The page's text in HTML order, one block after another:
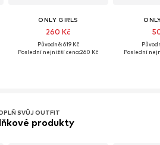
ONLY GIRLS
260 Kč
Původně: 619 Kč
Poslední nejnižší cena:260 Kč
Poslední
SVŮJ OUTFIT
produkty